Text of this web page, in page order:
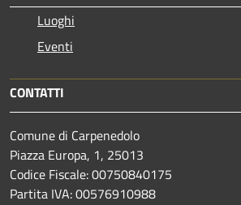
Luoghi
Eventi
CONTATTI
Comune di Carpenedolo
Piazza Europa, 1, 25013
Codice Fiscale: 00750840175
Partita IVA: 00576910988